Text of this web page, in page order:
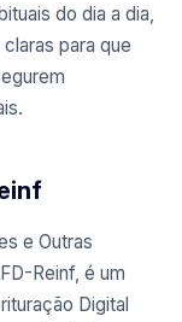
do dia a dia,
para que
e Outras
Reinf, é um
Digital